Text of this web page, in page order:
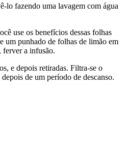
lo fazendo uma lavagem com água
use os benefícios dessas folhas
um punhado de folhas de limão em
ferver a infusão.
e depois retiradas. Filtra-se o
de um período de descanso.